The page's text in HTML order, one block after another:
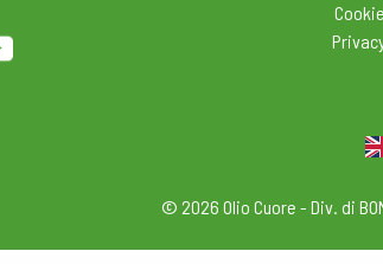
© 2026 Olio Cuore - Div. di